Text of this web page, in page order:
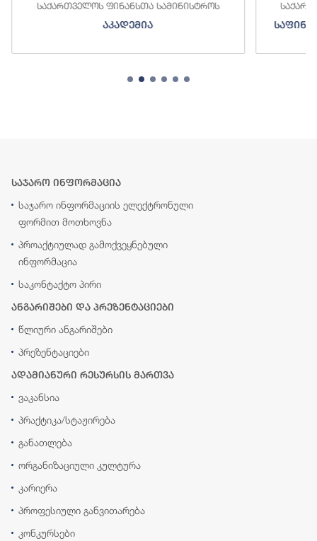
საქართველოს ფინანსთა სამინისტროს
აკადემია
საჯარო ინფორმაცია
საჯარო ინფორმაციის ელექტრონული
ფორმით მოთხოვნა
პროაქტიულად გამოქვეყნებული
ინფორმაცია
საკონტაქტო პირი
ანგარიშები და პრეზენტაციები
წლიური ანგარიშები
პრეზენტაციები
ადამიანური რესურსის მართვა
ვაკანსია
პრაქტიკა/სტაჟირება
განათლება
ორგანიზაციული კულტურა
კარიერა
პროფესიული განვითარება
კონკურსები